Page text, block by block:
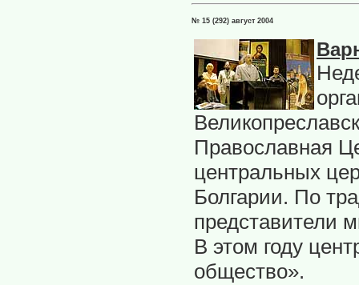
№ 15 (292) август 2004
Православная
центральных
Болгарии. По
представители
В этом году
общество».